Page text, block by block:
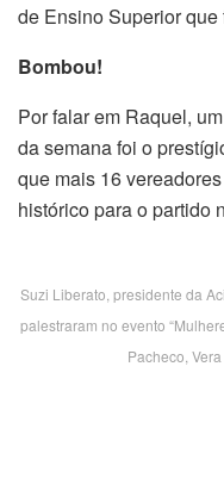
de Ensino Superior
Bombou!
Por falar em Raquel,
da semana foi o
que mais 16
histórico para o partido
Suzi Liberato, presidente da
palestraram no evento
Pacheco,